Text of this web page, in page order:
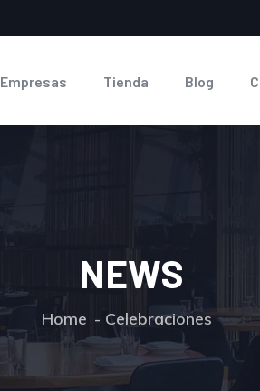
Empresas Tienda Blog
NEWS
Home Celebraciones